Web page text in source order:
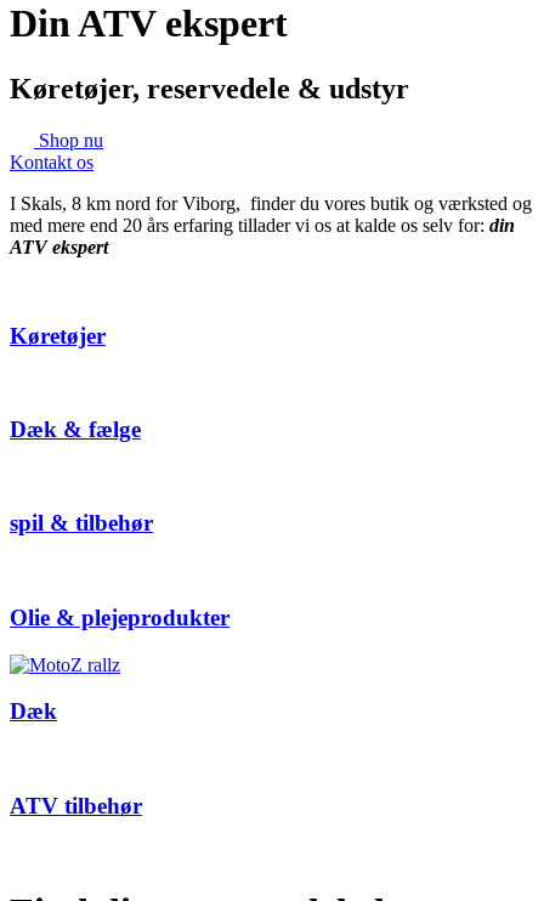
Din ATV ekspert
Køretøjer, reservedele & udstyr
Shop nu
Kontakt os
I Skals, 8 km nord for Viborg, finder du vores butik og værksted og
med mere end 20 års erfaring tillader vi os at kalde os selv for: din
ATV ekspert
Køretøjer
Dæk & fælge
spil & tilbehør
Olie & plejeprodukter
Dæk
ATV tilbehør